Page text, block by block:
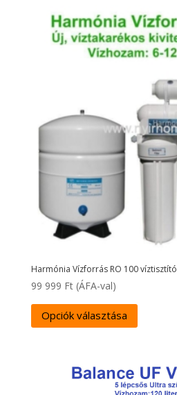
Harmónia Vízforrás RO 100 víztisztító
99 999 Ft (ÁFA-val)
Opciók választása